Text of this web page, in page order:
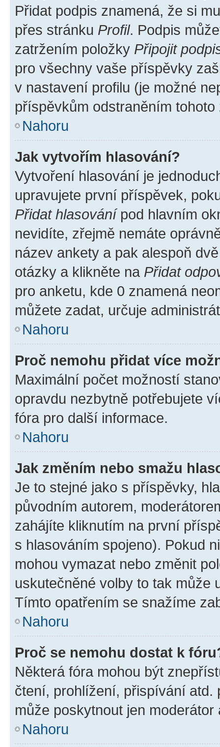
Přidat podpis znamená, že si
přes stránku Profil. Podpis
zatržením položky Připojit
pro všechny vaše příspěvky
v nastavení profilu (je možné
příspěvkům odstraněním
Nahoru
Jak vytvořím hlasování?
Vytvoření hlasování je
upravujete první příspěvek,
Přidat hlasovánípod hlavním
nevidíte, zřejmě nemáte
název ankety a pak alespoň
otázky a klikněte na Přidat
pro anketu, kde 0 znamená
můžete zadat, určuje
Nahoru
Proč nemohu přidat více
Maximální počet možností
opravdu nezbytně potřebujete
fóra pro další informace.
Nahoru
Jak změním nebo smažu
Je to stejné jako s příspěvky,
původním autorem,
zahájíte kliknutím na první
s hlasováním spojeno). Pokud
mohou vymazat nebo změnit
uskutečněné volby to tak může
Tímto opatřením se snažíme
Nahoru
Proč se nemohu dostat k
Některá fóra mohou být
čtení, prohlížení, přispívání atd.
může poskytnout jen
Nahoru